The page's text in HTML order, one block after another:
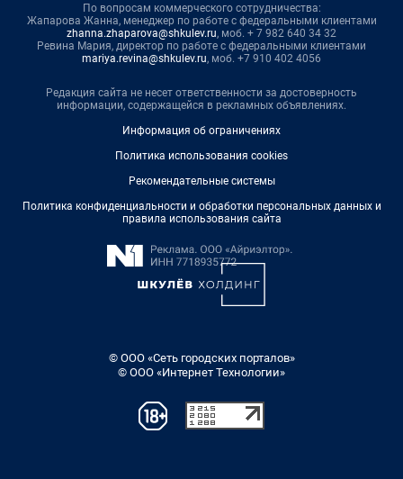
По вопросам коммерческого сотрудничества:
Жапарова Жанна, менеджер по работе с федеральными клиентами
zhanna.zhaparova@shkulev.ru, моб. + 7 982 640 34 32
Ревина Мария, директор по работе с федеральными клиентами
mariya.revina@shkulev.ru, моб. +7 910 402 4056
Редакция сайта не несет ответственности за достоверность
информации, содержащейся в рекламных объявлениях.
Информация об ограничениях
Политика использования cookies
Рекомендательные системы
Политика конфиденциальности и обработки персональных данных и
правила использования сайта
© ООО «Сеть городских порталов»
© ООО «Интернет Технологии»